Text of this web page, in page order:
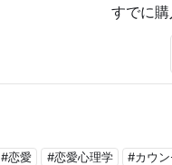
すでに
#恋愛 #恋愛心理学 #カウ